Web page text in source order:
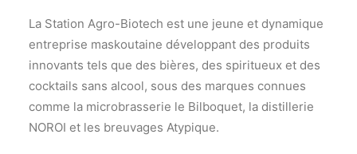
La Station Agro-Biotech est une jeune et dynamique
entreprise maskoutaine développant des produits
innovants tels que des bières, des spiritueux et des
cocktails sans alcool, sous des marques connues
comme la microbrasserie le Bilboquet, la distillerie
NOROI et les breuvages Atypique.